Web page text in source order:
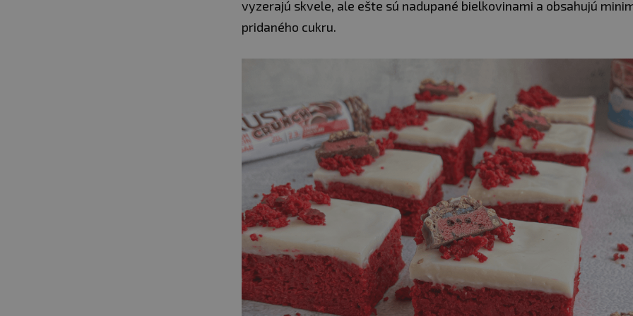
vyzerajú skvele, ale ešte sú nadupané bielkovinami a obsahujú
pridaného cukru.